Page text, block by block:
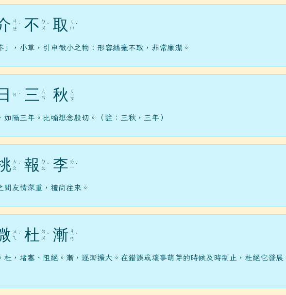
_blank
b612-3ig4s4mcdois7svo _blank
ㄐ
ㄧ
ㄝ
ˋ 不 ㄅ
ㄨ ˋ 取
ㄑ
ㄩ ˇ
」，小草，引申微小之物；形容絲毫不取，非常廉潔。
ㄖ ˋ 三 ㄙ
ㄢ
秋 ㄑ
ㄧ
ㄡ
如隔三年。比喻想念殷切。（註：三秋，三年）
ㄊ
ㄠ ˊ 報 ㄅ
ㄠ ˋ 李 ㄌ
ㄧ ˇ
間友情深重，禮尚往來。
ㄨ
ㄟ
ˊ 杜 ㄉ
ㄨ ˋ 漸 ㄐ
ㄧ
ㄢ
ˋ
杜，堵塞、阻絕。漸，逐漸擴大。在錯誤或壞事萌芽的時候及時制止，杜絕它發